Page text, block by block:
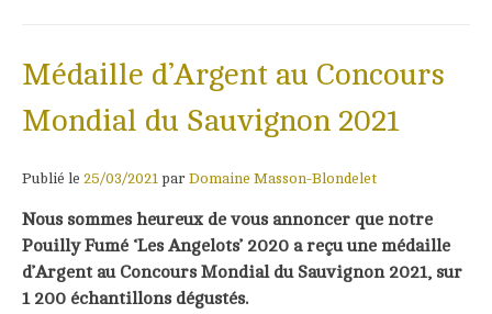
Médaille d’Argent au Concours
Mondial du Sauvignon 2021
Publié le 25/03/2021 par Domaine Masson-Blondelet
Nous sommes heureux de vous annoncer que notre
Pouilly Fumé ‘Les Angelots’ 2020 a reçu une médaille
d’Argent au Concours Mondial du Sauvignon 2021, sur
1 200 échantillons dégustés.